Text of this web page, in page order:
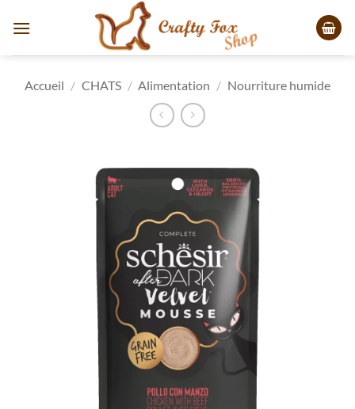
Accueil / CHATS / Alimentation / Nourriture humide